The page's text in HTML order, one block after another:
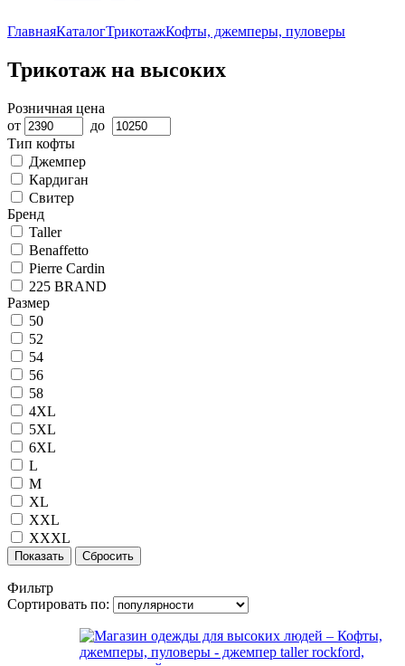
ГлавнаяКаталогТрикотажКофты, джемперы, пуловеры
Трикотаж на высоких
Розничная цена
от
до
Тип кофты
Джемпер
Кардиган
Свитер
Бренд
Taller
Benaffetto
Pierre Cardin
225 BRAND
Размер
50
52
54
56
58
4XL
5XL
6XL
L
M
XL
XXL
XXXL
Показать Сбросить
Фильтр
Сортировать по: